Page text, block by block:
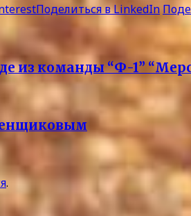
Поделиться в LinkedIn
из команды “Ф-1”
.